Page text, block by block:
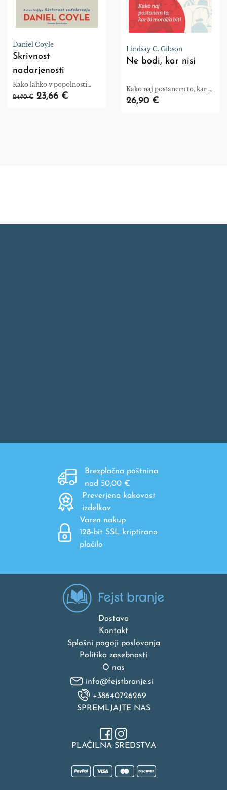
Daniel Coyle
Skrivnost
nadarjenosti
Kako lahko v popolnosti
izkoristimo svoje
24,90 € 23,66 €
Lindsay C. Gibson
Ne bodi, kar nisi
Kako naj postanem to, kar bi
moral/a biti
26,90 €
Brezplačna poštnina
nad 50,00 €
Preverjena kakovost
izdelkov
Varen nakup
128-bit SSL kriptirano
plačilo
Dostava
Kontakt
Splošni pogoji poslovanja
Politika zasebnosti
O nas
info@fejstbranje.si
+38640726269
SPREMLJAJTE NAS
PLAČILNA SREDSTVA